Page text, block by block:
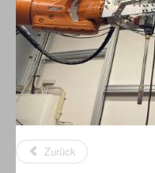
Zurück